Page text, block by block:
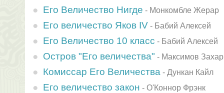
Его Величество Нигде - Монкомбле Жерар
Его величество Яков IV - Бабий Алексей
Его Величество 10 класс - Бабий Алексей
Остров "Его величества" - Максимов Захар
Комиссар Его Величества - Дункан Кайл
Его величество закон - О'Коннор Фрэнк